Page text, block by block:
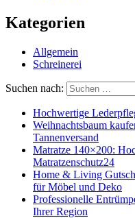
Kategorien
Allgemein
Schreinerei
Suchen nach:
Hochwertige
Weihnachtsbaum
Tannenversand
Matratze 140×200:
Matratzenschutz24
Home & Living
für Möbel und Deko
Professionelle
Ihrer Region